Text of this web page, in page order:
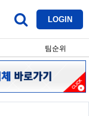
LOGIN
팀순위